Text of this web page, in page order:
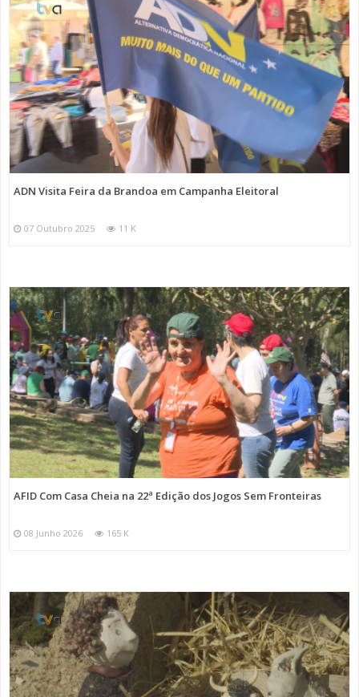
ADN Visita Feira da Brandoa em Campanha Eleitoral
07 Outubro 2025 11 K
AFID Com Casa Cheia na 22ª Edição dos Jogos Sem Fronteiras
08 Junho 2026 165 K